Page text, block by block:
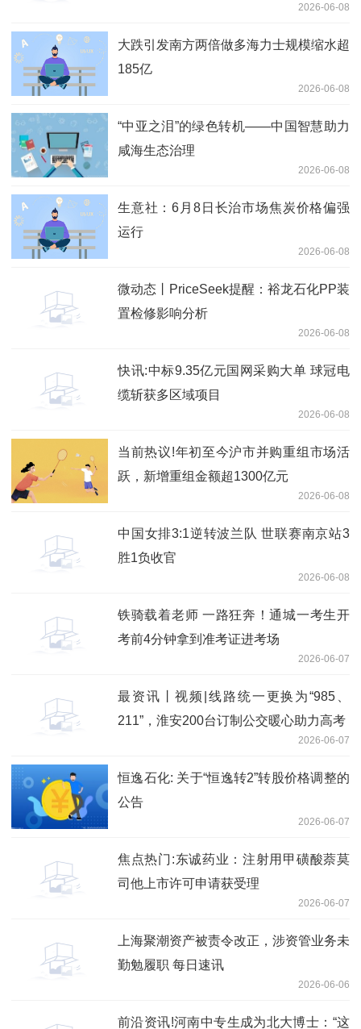
2026-06-08
大跌引发南方两倍做多海力士规模缩水超
185亿
2026-06-08
“中亚之泪”的绿色转机——中国智慧助力
咸海生态治理
2026-06-08
生意社：6月8日长治市场焦炭价格偏强
运行
2026-06-08
微动态丨PriceSeek提醒：裕龙石化PP装
置检修影响分析
2026-06-08
快讯:中标9.35亿元国网采购大单 球冠电
缆斩获多区域项目
2026-06-08
当前热议!年初至今沪市并购重组市场活
跃，新增重组金额超1300亿元
2026-06-08
中国女排3:1逆转波兰队 世联赛南京站3
胜1负收官
2026-06-08
铁骑载着老师 一路狂奔！通城一考生开
考前4分钟拿到准考证进考场
2026-06-07
最资讯丨视频|线路统一更换为“985、
211”，淮安200台订制公交暖心助力高考
2026-06-07
恒逸石化: 关于“恒逸转2”转股价格调整的
公告
2026-06-07
焦点热门:东诚药业：注射用甲磺酸萘莫
司他上市许可申请获受理
2026-06-07
上海聚潮资产被责令改正，涉资管业务未
勤勉履职 每日速讯
2026-06-06
前沿资讯!河南中专生成为北大博士：“这